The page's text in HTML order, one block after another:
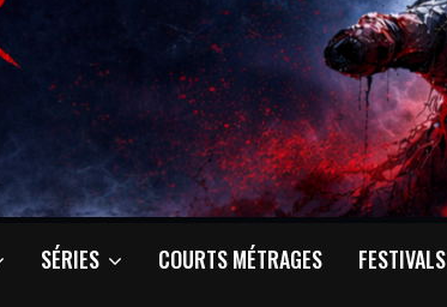
SÉRIES COURTS MÉTRAGES FESTIVALS